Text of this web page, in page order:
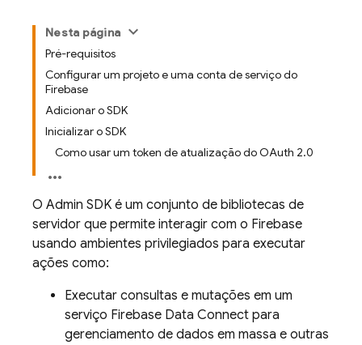
Nesta página
Pré-requisitos
Configurar um projeto e uma conta de serviço do
Firebase
Adicionar o SDK
Inicializar o SDK
Como usar um token de atualização do OAuth 2.0
O Admin SDK é um conjunto de bibliotecas de
servidor que permite interagir com o Firebase
usando ambientes privilegiados para executar
ações como:
Executar consultas e mutações em um
serviço Firebase Data Connect para
gerenciamento de dados em massa e outras